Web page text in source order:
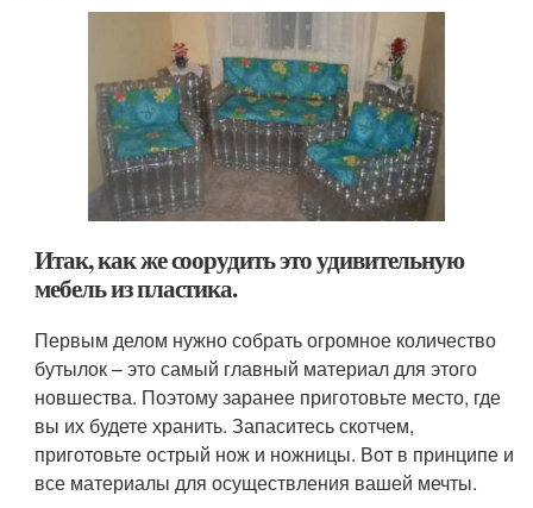
Итак, как же соорудить это удивительную
мебель из пластика.
Первым делом нужно собрать огромное количество
бутылок – это самый главный материал для этого
новшества. Поэтому заранее приготовьте место, где
вы их будете хранить. Запаситесь скотчем,
приготовьте острый нож и ножницы. Вот в принципе и
все материалы для осуществления вашей мечты.